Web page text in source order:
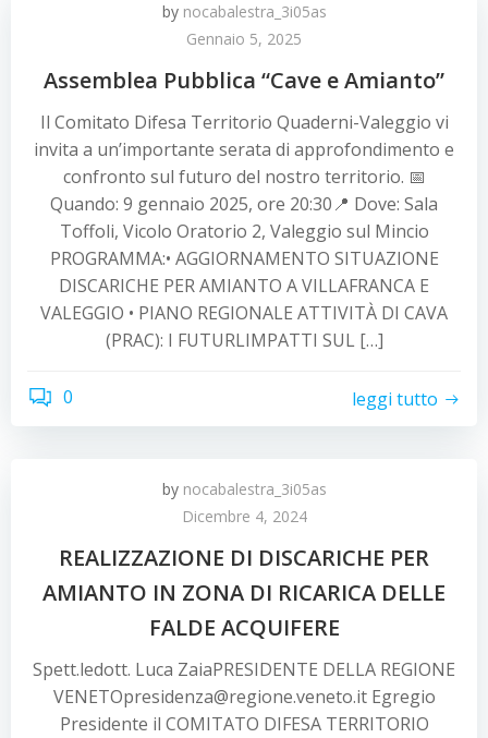
by nocabalestra_3i05as
Gennaio 5, 2025
Assemblea Pubblica “Cave e Amianto”
Il Comitato Difesa Territorio Quaderni-Valeggio vi
invita a un’importante serata di approfondimento e
confronto sul futuro del nostro territorio. 📅
Quando: 9 gennaio 2025, ore 20:30📍 Dove: Sala
Toffoli, Vicolo Oratorio 2, Valeggio sul Mincio
PROGRAMMA:•⁠ ⁠AGGIORNAMENTO SITUAZIONE
DISCARICHE PER AMIANTO A VILLAFRANCA E
VALEGGIO •⁠ ⁠PIANO REGIONALE ATTIVITÀ DI CAVA
(PRAC): I FUTURLIMPATTI SUL […]
0 leggi tutto
by nocabalestra_3i05as
Dicembre 4, 2024
REALIZZAZIONE DI DISCARICHE PER
AMIANTO IN ZONA DI RICARICA DELLE
FALDE ACQUIFERE
Spett.ledott. Luca ZaiaPRESIDENTE DELLA REGIONE
VENETOpresidenza@regione.veneto.it Egregio
Presidente il COMITATO DIFESA TERRITORIO